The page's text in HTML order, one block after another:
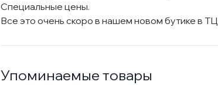
Специальные цены.
Все это очень скоро в нашем новом бутике в ТЦ
Упоминаемые товары